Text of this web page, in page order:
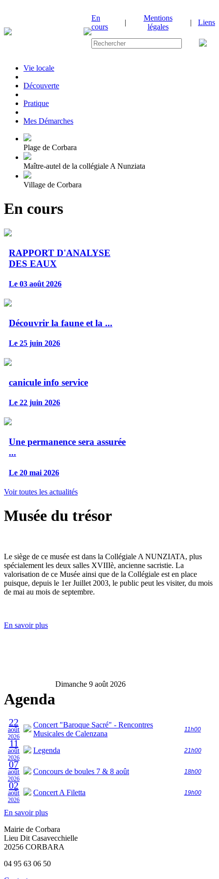
En
cours
|
Mentions
légales
| Liens
Vie locale
|Découverte
|Pratique
|Mes Démarches
Plage de Corbara
Maître-autel de la collégiale A Nunziata
Village de Corbara
En cours
RAPPORT D'ANALYSE
DES EAUX
Le 03 août 2026
Découvrir la faune et la ...
Le 25 juin 2026
canicule info service
Le 22 juin 2026
Une permanence sera assurée
...
Le 20 mai 2026
Voir toutes les actualités
Musée du trésor
Le siège de ce musée est dans la Collégiale A NUNZIATA, plus
spécialement les deux salles XVIIIè, ancienne sacristie. La
valorisation de ce Musée ainsi que de la Collégiale est en place
puisque, depuis le 1er Juillet 2003, le public peut les visiter, du mois
de mai au mois de septembre.
En savoir plus
Agenda
Dimanche 9 août 2026
22
août
2026
Concert "Baroque Sacré" - Rencontres
Musicales de Calenzana
11h00
11
août
2026
Legenda 21h00
07
août
2026
Concours de boules 7 & 8 août 18h00
02
août
2026
Concert A Filetta 19h00
En savoir plus
Mairie de Corbara
Lieu Dit Casavecchielle
20256 CORBARA
04 95 63 06 50